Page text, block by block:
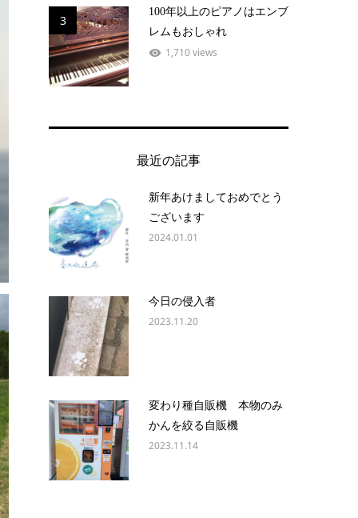
3
100年以上のピアノはエンブ
レムもおしゃれ
1,710 views
最近の記事
新年あけましておめでとう
ございます
2024.01.01
今日の侵入者
2023.11.20
変わり種自販機 本物のみ
かんを絞る自販機
2023.11.14